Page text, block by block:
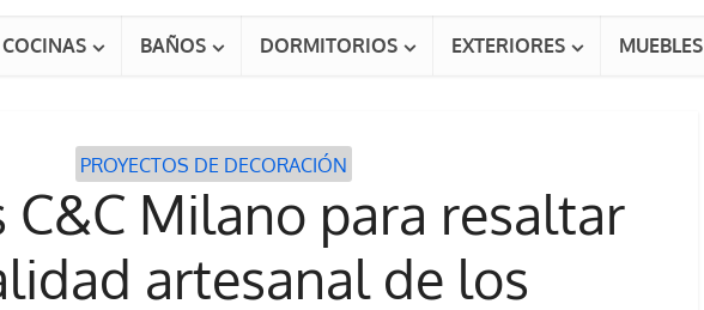
COCINAS BAÑOS DORMITORIOS EXTERIORES MUEBLES
PROYECTOS DE DECORACIÓN
C&C Milano para resaltar
artesanal de los